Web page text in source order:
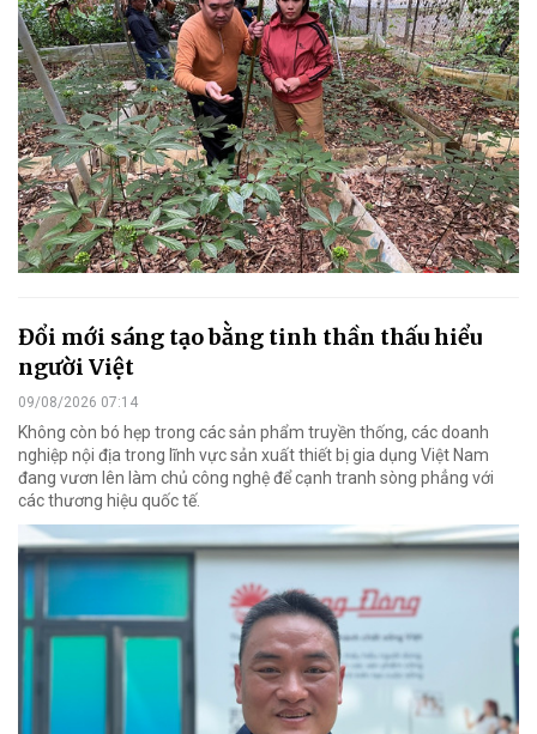
Đổi mới sáng tạo bằng tinh thần thấu hiểu
người Việt
09/08/2026 07:14
Không còn bó hẹp trong các sản phẩm truyền thống, các doanh
nghiệp nội địa trong lĩnh vực sản xuất thiết bị gia dụng Việt Nam
đang vươn lên làm chủ công nghệ để cạnh tranh sòng phẳng với
các thương hiệu quốc tế.